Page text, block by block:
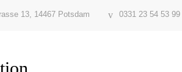
13, 14467 Potsdam 0331 23 54 53 99